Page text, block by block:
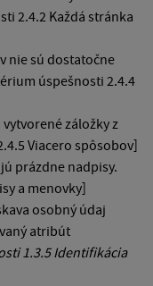
2.4.2 Každá stránka
nie sú dostatočne
úspešnosti 2.4.4
záložky z
Viacero spôsobov]
prázdne nadpisy.
a menovky]
osobný údaj
atribút
1.3.5 Identifikácia